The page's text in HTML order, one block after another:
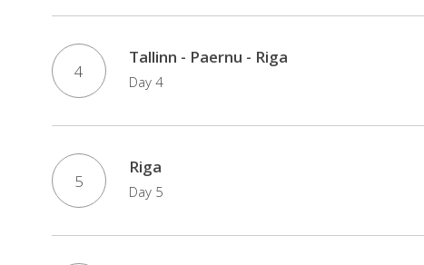
4
Tallinn - Paernu - Riga
Day 4
5
Riga
Day 5